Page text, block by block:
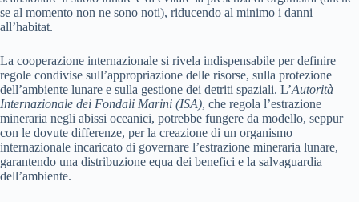
se al momento non ne sono noti), riducendo al minimo i danni
all’habitat.
La cooperazione internazionale si rivela indispensabile per definire
regole condivise sull’appropriazione delle risorse, sulla protezione
dell’ambiente lunare e sulla gestione dei detriti spaziali. L’Autorità
Internazionale dei Fondali Marini (ISA), che regola l’estrazione
mineraria negli abissi oceanici, potrebbe fungere da modello, seppur
con le dovute differenze, per la creazione di un organismo
internazionale incaricato di governare l’estrazione mineraria lunare,
garantendo una distribuzione equa dei benefici e la salvaguardia
dell’ambiente.